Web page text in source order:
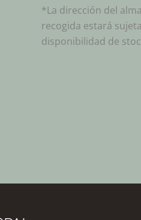
*La dirección del
recogida estará
disponibilidad de